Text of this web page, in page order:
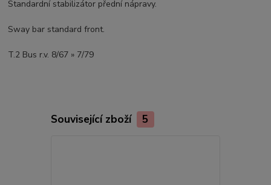
Standardní stabilizátor přední nápravy.
Sway bar standard front.
T.2 Bus r.v. 8/67 » 7/79
Související zboží 5